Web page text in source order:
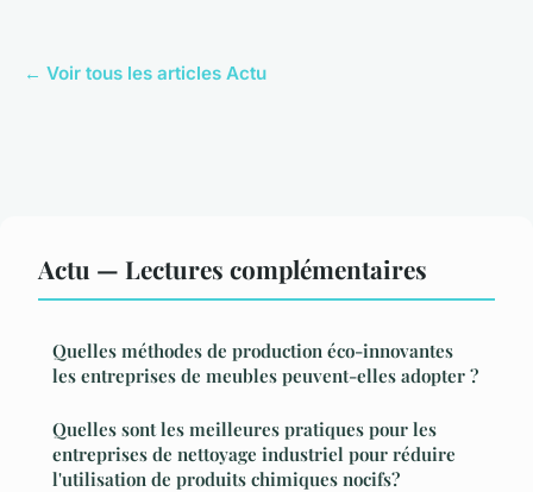
← Voir tous les articles Actu
Actu — Lectures complémentaires
Quelles méthodes de production éco-innovantes
les entreprises de meubles peuvent-elles adopter ?
Quelles sont les meilleures pratiques pour les
entreprises de nettoyage industriel pour réduire
l'utilisation de produits chimiques nocifs?